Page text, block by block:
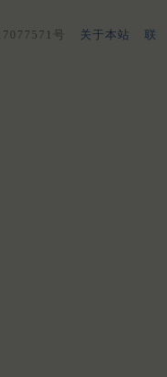
号 关于本站
联